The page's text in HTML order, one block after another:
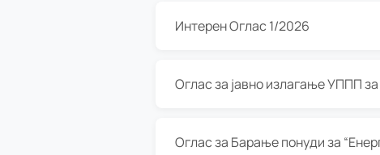
Интерен Оглас 1/2026
Оглас за јавно излагање УППП